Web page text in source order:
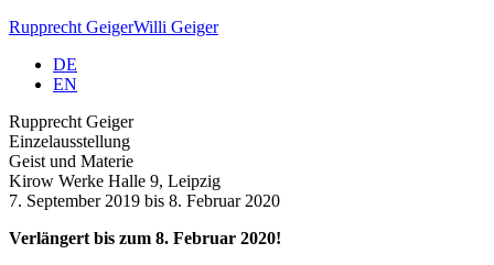
Rupprecht GeigerWilli Geiger
DE
EN
Rupprecht Geiger
Einzelausstellung
Geist und Materie
Kirow Werke Halle 9, Leipzig
7. September 2019 bis 8. Februar 2020
Verlängert bis zum 8. Februar 2020!